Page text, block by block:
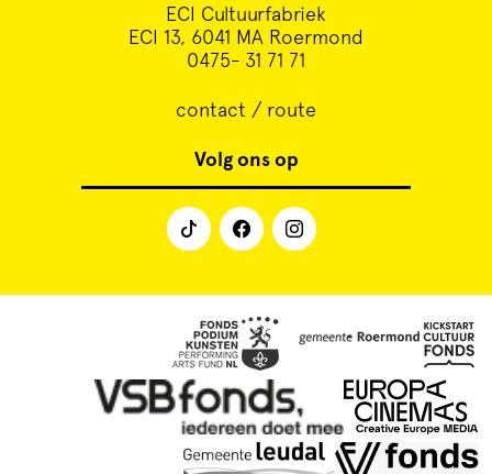
ECI Cultuurfabriek
ECI 13, 6041 MA Roermond
0475- 31 71 71
contact / route
Volg ons op